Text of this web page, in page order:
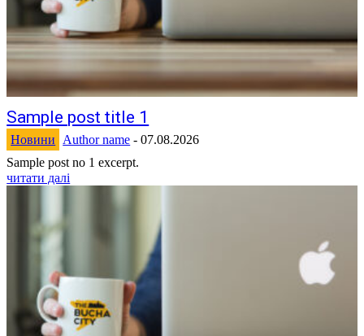
Sample post title 1
Новини Author name - 07.08.2026
Sample post no 1 excerpt.
читати далі